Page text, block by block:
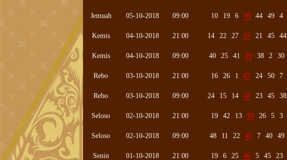
Jemuah 05-10-2018 09:00 10 19 6 30 44 49 4
Kemis 04-10-2018 21:00 14 22 27 15 21 45 44
Kemis 04-10-2018 09:00 40 25 41 29 38 2 30
Rebo 03-10-2018 21:00 16 26 1 47 24 50 7
Rebo 03-10-2018 09:00 24 15 14 43 23 45 38
Seloso 02-10-2018 21:00 19 42 13 10 26 5 3
Seloso 02-10-2018 09:00 48 11 22 45 7 40 49
Senin 01-10-2018 21:00 19 6 25 46 5 45 23